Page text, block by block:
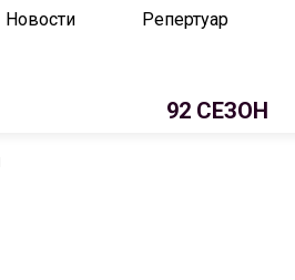
Новости Репертуар
92 СЕЗОН